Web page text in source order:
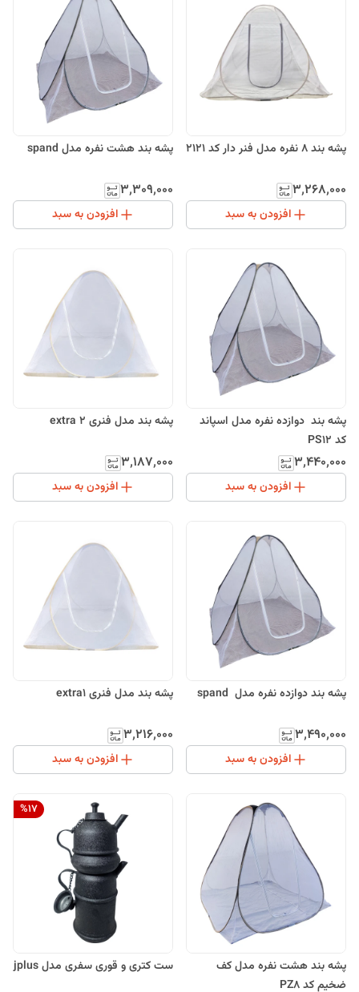
پشه بند 8 نفره مدل فنر دار کد 2121
۳٬۲۶۸٬۰۰۰
افزودن به سبد
پشه بند هشت نفره مدل spand
۳٬۳۰۹٬۰۰۰
افزودن به سبد
پشه بند دوازده نفره مدل اسپاند
کد PS12
۳٬۴۴۰٬۰۰۰
افزودن به سبد
پشه بند مدل فنری extra 2
۳٬۱۸۷٬۰۰۰
افزودن به سبد
پشه بند دوازده نفره مدل spand
۳٬۴۹۰٬۰۰۰
افزودن به سبد
پشه بند مدل فنری extra1
۳٬۲۱۶٬۰۰۰
افزودن به سبد
پشه بند هشت نفره مدل کف
ضخیم کد PZ8
%17
ست کتری و قوری سفری مدل jplus